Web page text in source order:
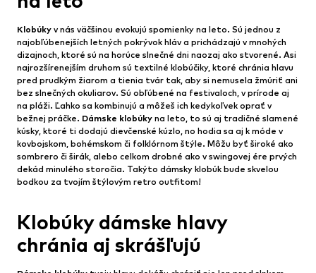
Klobúky v nás väčšinou evokujú spomienky na leto. Sú jednou z
najobľúbenejších letných pokrývok hláv a prichádzajú v mnohých
dizajnoch, ktoré sú na horúce slnečné dni naozaj ako stvorené. Asi
najrozšírenejším druhom sú textilné klobúčiky, ktoré chránia hlavu
pred prudkým žiarom a tienia tvár tak, aby si nemusela žmúriť ani
bez slnečných okuliarov. Sú obľúbené na festivaloch, v prírode aj
na pláži. Ľahko sa kombinujú a môžeš ich kedykoľvek oprať v
bežnej práčke. Dámske klobúky na leto, to sú aj tradičné slamené
kúsky, ktoré ti dodajú dievčenské kúzlo, no hodia sa aj k móde v
kovbojskom, bohémskom či folklórnom štýle. Môžu byť široké ako
sombrero či širák, alebo celkom drobné ako v swingovej ére prvých
dekád minulého storočia. Takýto dámsky klobúk bude skvelou
bodkou za tvojím štýlovým retro outfitom!
Klobúky dámske hlavy
chránia aj skrášľujú